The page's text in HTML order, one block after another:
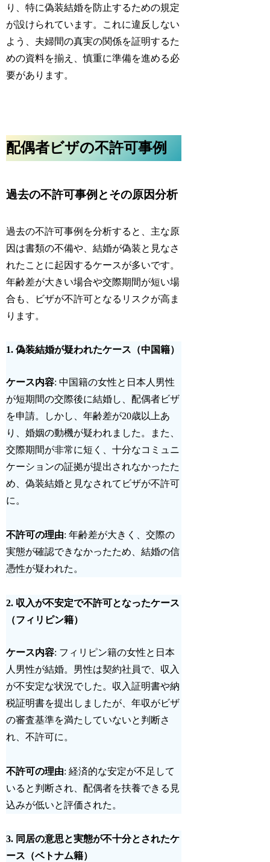
り、特に偽装結婚を防止するための規定
が設けられています。これに違反しない
よう、 夫婦間の真実の関係を証明するた
めの資料を揃え、慎重に準備を進める必
要があります。
配偶者ビザの不許可事例
過去の不許可事例とその原因分析
過去の不許可事例を分析すると、主な原
因は書類の不備や、結婚が偽装と見なさ
れたことに起因するケースが多いです。
年齢差が大きい場合や交際期間が短い場
合も、ビザが不許可となるリスクが高ま
ります。
1.偽装結婚が疑われたケース（中国籍）
ケース内容: 中国籍の女性と日本人男性
が短期間の交際後に結婚し、配偶者ビザ
を申請。しかし、年齢差が20歳以上あ
り、婚姻の動機が疑われました。また、
交際期間が非常に短く、十分なコミュニ
ケーションの証拠が提出されなかったた
め、偽装結婚と見なされてビザが不許可
に。
不許可の理由: 年齢差が大きく、交際の
実態が確認できなかったため、結婚の信
憑性が疑われた。
2. 収入が不安定で不許可となったケース
（フィリピン籍）
ケース内容: フィリピン籍の女性と日本
人男性が結婚。男性は契約社員で、収入
が不安定な状況でした。収入証明書や納
税証明書を提出しましたが、年収がビザ
の審査基準を満たしていないと判断さ
れ、不許可に。
不許可の理由: 経済的な安定が不足して
いると判断され、配偶者を扶養できる見
込みが低いと評価された。
3. 同居の意思と実態が不十分とされたケ
ース（ベトナム籍）